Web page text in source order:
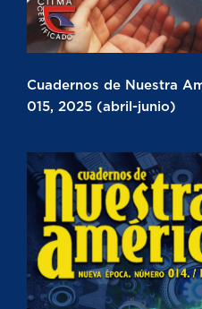
Cuadernos de Nuestra
015, 2025 (abril-junio)